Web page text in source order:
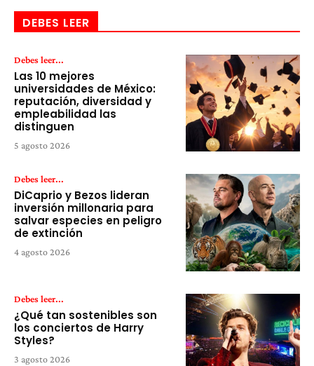
DEBES LEER
Debes leer...
Las 10 mejores
universidades de México:
reputación, diversidad y
empleabilidad las
distinguen
5 agosto 2026
Debes leer...
DiCaprio y Bezos lideran
inversión millonaria para
salvar especies en peligro
de extinción
4 agosto 2026
Debes leer...
¿Qué tan sostenibles son
los conciertos de Harry
Styles?
3 agosto 2026